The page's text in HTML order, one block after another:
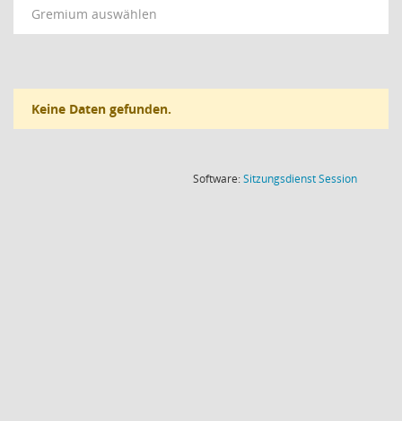
Gremium auswählen
Keine Daten gefunden.
Software:SitzungsdienstSession(Wird in